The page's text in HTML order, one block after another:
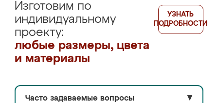
Изготовим по
индивидуальному
проекту:
любые размеры, цвета
и материалы
УЗНАТЬ
ПОДРОБНОСТИ
Часто задаваемые вопросы ▼